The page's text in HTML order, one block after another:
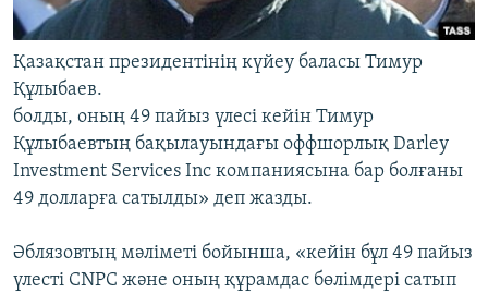
Қазақстан президентінің күйеу баласы Тимур
Құлыбаев.
болды, оның 49 пайыз үлесі кейін Тимур
Құлыбаевтың бақылауындағы оффшорлық Darley
Investment Services Inc компаниясына бар болғаны
49 долларға сатылды» деп жазды.
Әблязовтың мәліметі бойынша, «кейін бұл 49 пайыз
үлесті CNPC және оның құрамдас бөлімдері сатып